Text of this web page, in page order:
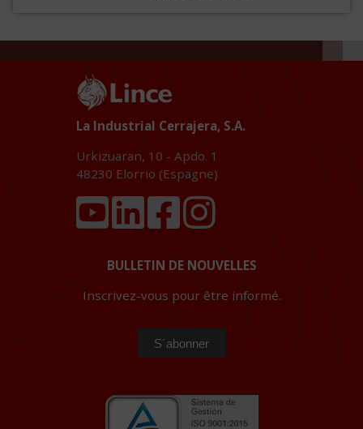
La Industrial Cerrajera, S.A.
Urkizuaran, 10 - Apdo. 1
48230 Elorrio (Espagne)
BULLETIN DE NOUVELLES
Inscrivez-vous pour être informé.